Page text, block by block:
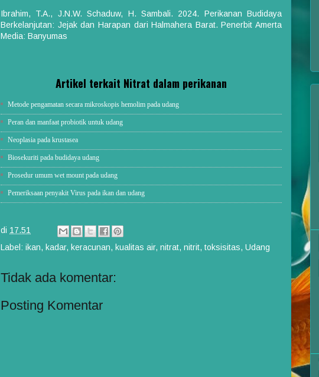
Ibrahim, T.A., J.N.W. Schaduw, H. Sambali. 2024. Perikanan Budidaya
Berkelanjutan: Jejak dan Harapan dari Halmahera Barat. Penerbit Amerta
Media: Banyumas
Artikel terkait Nitrat dalam perikanan
Metode pengamatan secara mikroskopis hemolim pada udang
Peran dan manfaat probiotik untuk udang
Neoplasia pada krustasea
Biosekuriti pada budidaya udang
Prosedur umum wet mount pada udang
Pemeriksaan penyakit Virus pada ikan dan udang
di 17.51
Label: ikan, kadar, keracunan, kualitas air, nitrat, nitrit, toksisitas, Udang
Tidak ada komentar:
Posting Komentar